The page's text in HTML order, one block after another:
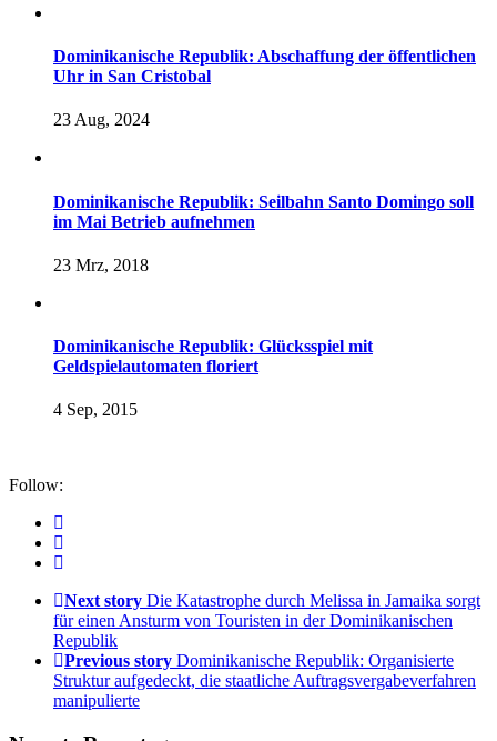
Dominikanische Republik: Abschaffung der öffentlichen
Uhr in San Cristobal
23 Aug, 2024
Dominikanische Republik: Seilbahn Santo Domingo soll
im Mai Betrieb aufnehmen
23 Mrz, 2018
Dominikanische Republik: Glücksspiel mit
Geldspielautomaten floriert
4 Sep, 2015
Follow:
Next story Die Katastrophe durch Melissa in Jamaika sorgt
für einen Ansturm von Touristen in der Dominikanischen
Republik
Previous story Dominikanische Republik: Organisierte
Struktur aufgedeckt, die staatliche Auftragsvergabeverfahren
manipulierte